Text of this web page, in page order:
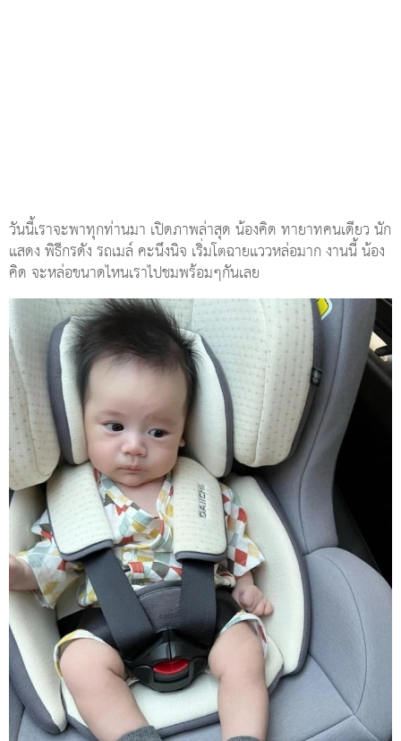
วันนี้เราจะพาทุกท่านมา เปิดภาพล่าสุด น้องคิด ทายาทคนเดียว นัก
แสดง พิธีกรดัง รถเมล์ คะนึงนิจ เริ่มโตฉายแววหล่อมาก งานนี้ น้อง
คิด จะหล่อขนาดไหนเราไปชมพร้อมๆกันเลย